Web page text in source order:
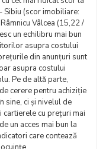
(scor imobiliare:
Vâlcea (15,22 /
un echilibru mai bun
asupra costului
din anunțuri sunt
asupra costului
Pe de altă parte,
cerere pentru achiziție
sine, ci și nivelul de
cartierele cu prețuri mai
un acces mai bun la
care contează